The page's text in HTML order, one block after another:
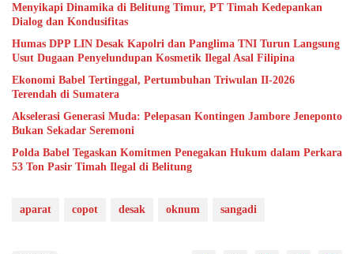
Menyikapi Dinamika di Belitung Timur, PT Timah Kedepankan
Dialog dan Kondusifitas
Humas DPP LIN Desak Kapolri dan Panglima TNI Turun Langsung
Usut Dugaan Penyelundupan Kosmetik Ilegal Asal Filipina
Ekonomi Babel Tertinggal, Pertumbuhan Triwulan II-2026
Terendah di Sumatera
Akselerasi Generasi Muda: Pelepasan Kontingen Jambore Jeneponto
Bukan Sekadar Seremoni
Polda Babel Tegaskan Komitmen Penegakan Hukum dalam Perkara
53 Ton Pasir Timah Ilegal di Belitung
aparat copot desak oknum sangadi